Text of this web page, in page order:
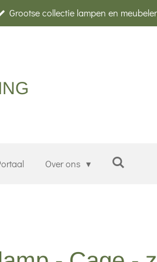
Grootse collectie lampen en
Over ons